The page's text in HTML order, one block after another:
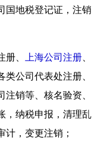
国地税登记证，注销
、 上海公司注册、
公司代表处注册、
销等、核名验资、
，纳税申报，清理乱
计，变更注销；